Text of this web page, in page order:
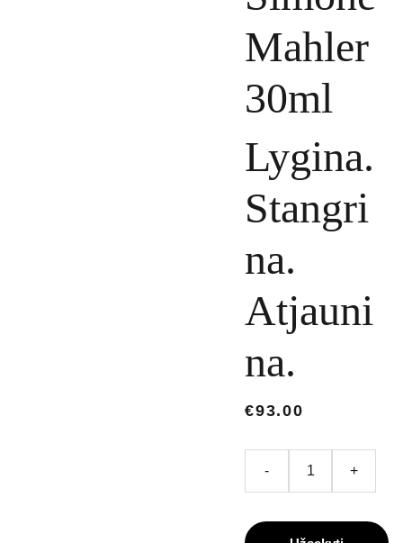
Mahler
30ml
Lygina.
Stangri
na.
Atjauni
na.
€93.00
- +